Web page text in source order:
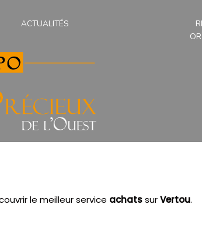
ACTUALITÉS
le meilleur service achatssurVertou.